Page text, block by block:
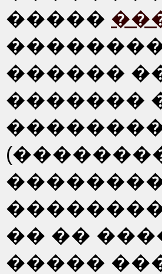
�����
������
�������
�� ��
�����